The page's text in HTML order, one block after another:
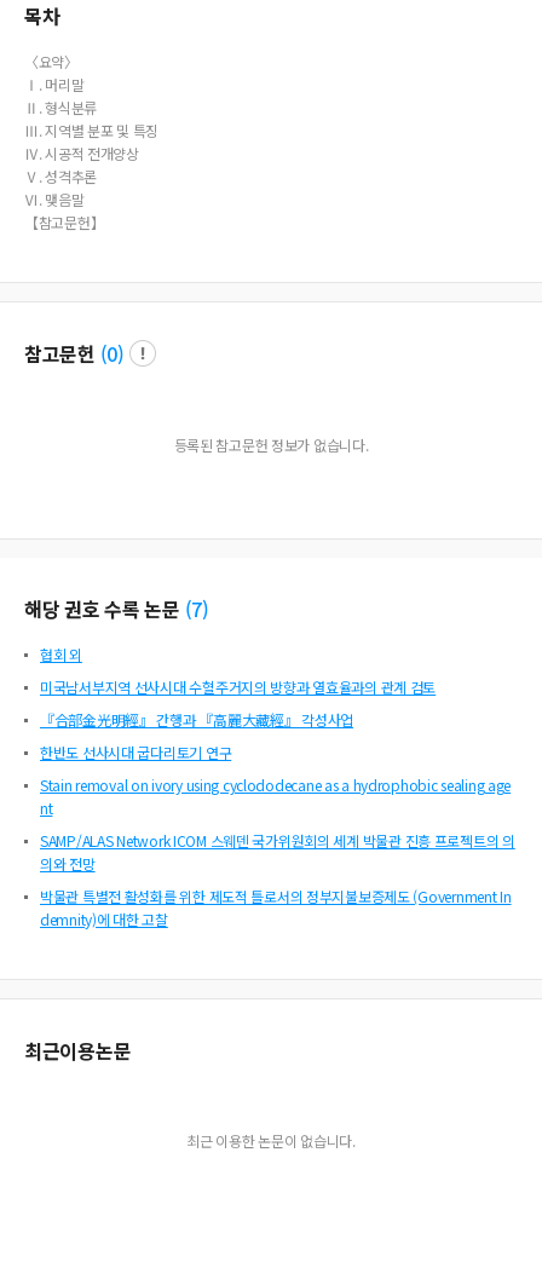
목차
〈요약〉
Ⅰ. 머리말
Ⅱ. 형식분류
Ⅲ. 지역별 분포 및 특징
Ⅳ. 시공적 전개양상
Ⅴ. 성격추론
Ⅵ. 맺음말
【참고문헌】
참고문헌 (0)
등록된 참고문헌 정보가 없습니다.
해당 권호 수록 논문 (7)
협회 외
미국남서부지역 선사시대 수혈주거지의 방향과 열효율과의 관계 검토
『合部金光明經』 간행과 『高麗大藏經』 각성사업
한반도 선사시대 굽다리토기 연구
Stain removal on ivory using cyclododecane as a hydrophobic sealing age
nt
SAMP/ALAS Network ICOM 스웨덴 국가위원회의 세계 박물관 진흥 프로젝트의 의
의와 전망
박물관 특별전 활성화를 위한 제도적 틀로서의 정부지불보증제도 (Government In
demnity)에 대한 고찰
최근이용논문
최근 이용한 논문이 없습니다.